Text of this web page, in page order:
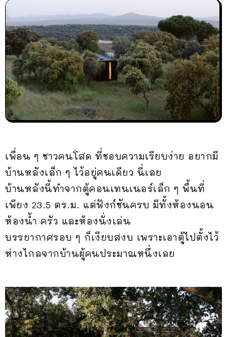
เพื่อน ๆ ชาวคนโสด ที่ชอบความเรียบง่าย อยากมี
บ้านหลังเล็ก ๆ ไว้อยู่คนเดียว นี่เลย
บ้านหลังนี้ทำจากตู้คอนเทนเนอร์เล็ก ๆ พื้นที่
เพียง 23.5 ตร.ม. แต่ฟังก์ชันครบ มีทั้งห้องนอน
ห้องน้ำ ครัว และห้องนั่งเล่น
บรรยากาศรอบ ๆ ก็เงียบสงบ เพราะเอาตู้ไปตั้งไว้
ห่างไกลจากบ้านผู้คนประมาณหนึ่งเลย